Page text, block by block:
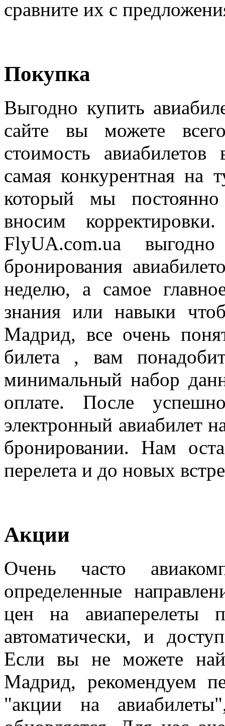
сравните их с
Покупка
Выгодно купить
сайте вы можете
стоимость
самая конкурентная на
который мы
вносим
FlyUA.com.ua
бронирования
неделю, а самое
знания или навыки
Мадрид, все очень
билета , вам
минимальный набор
оплате. После
электронный авиабилет
бронировании. Нам
перелета и до новых
Акции
Очень часто
определенные
цен на авиаперелеты
автоматически, и
Если вы не можете
Мадрид, рекомендуем
"акции на